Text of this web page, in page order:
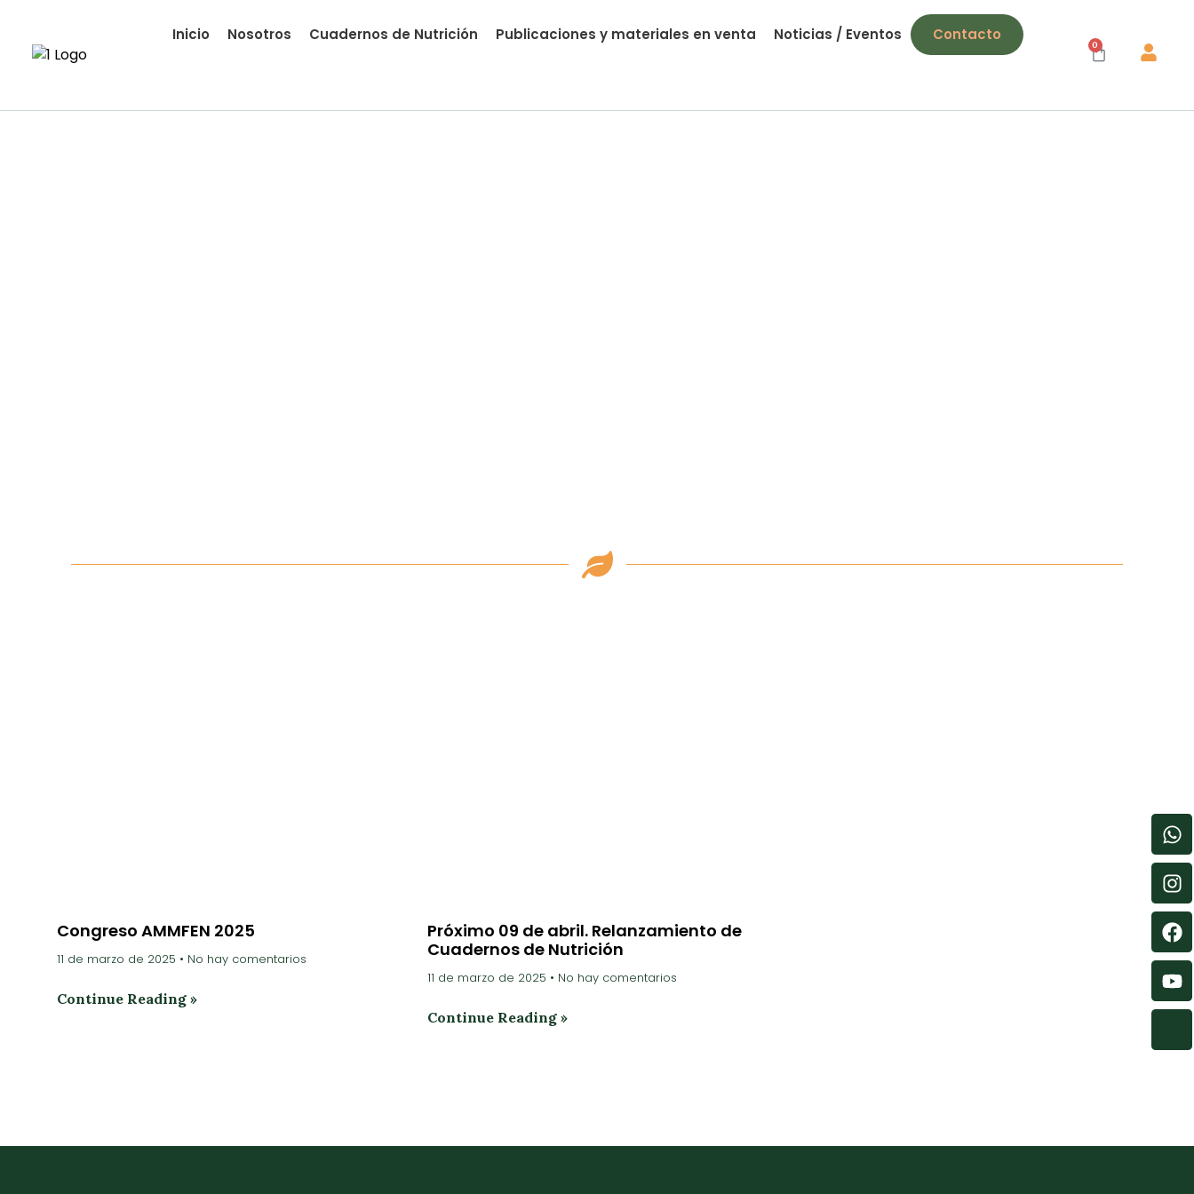
Inicio Nosotros Cuadernos de Nutrición Publicaciones y materiales en venta Noticias / Eventos Contacto
0
Congreso AMMFEN 2025
11 de marzo de 2025 No hay comentarios
Continue Reading »
Próximo 09 de abril. Relanzamiento de
Cuadernos de Nutrición
11 de marzo de 2025 No hay comentarios
Continue Reading »